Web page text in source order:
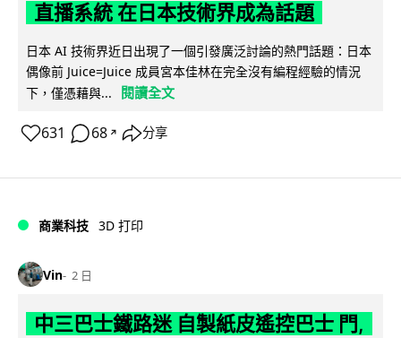
直播系統 在日本技術界成為話題
日本 AI 技術界近日出現了一個引發廣泛討論的熱門話題：日本
偶像前 Juice=Juice 成員宮本佳林在完全沒有編程經驗的情況
下，僅憑藉與...
閱讀全文
631 68 ↗ 分享
商業科技 3D 打印
Vin 2 日
中三巴士鐵路迷 自製紙皮遙控巴士 門,